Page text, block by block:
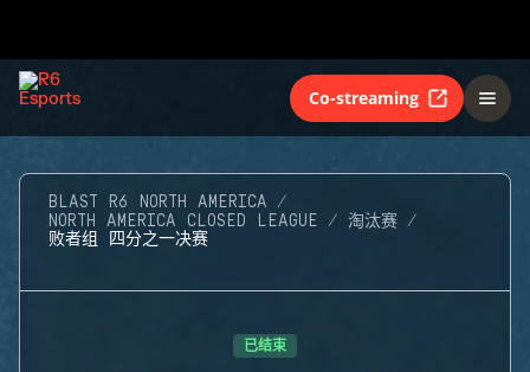
Co-streaming
BLAST R6 NORTH AMERICA
NORTH AMERICA CLOSED LEAGUE
淘汰赛
败者组 四分之一决赛
已结束